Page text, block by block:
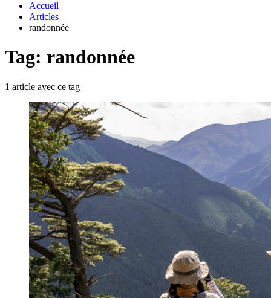
Accueil
Articles
randonnée
Tag: randonnée
1 article avec ce tag